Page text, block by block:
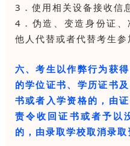
3．使用相关设备接收信
4．伪造、变造身份证
他人代替或者代替考生参
六、考生以作弊行为获
的学位证书、学历证书
书或者入学资格的，由
责令收回证书或者予以
的，由录取学校取消录取